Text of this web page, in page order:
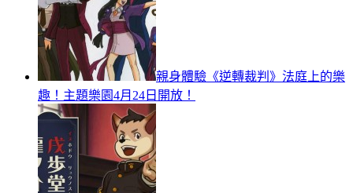
親身體驗《逆轉裁判》法庭上的樂
趣！主題樂園4月24日開放！